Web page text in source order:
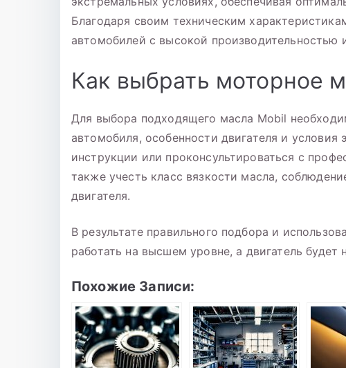
Благодаря своим техническим
автомобилей с высокой производительностью
Как выбрать моторное
Для выбора подходящего масла Mobil
автомобиля, особенности двигателя и условия
инструкции или проконсультироваться с
также учесть класс вязкости масла,
двигателя.
В результате правильного подбора и
работать на высшем уровне, а двигатель
Похожие Записи: